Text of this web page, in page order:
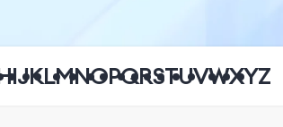
IJKLMNOPQRSTUVWXYZ